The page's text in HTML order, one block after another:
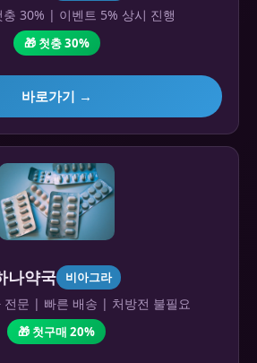
충 30% | 이벤트 5% 상시 진행
🎁 첫충 30%
바로가기 →
나약국 비아그라
전문 | 빠른 배송 | 처방전 불필요
🎁 첫구매 20%